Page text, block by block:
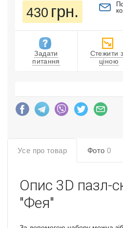
430 грн.
Задати
питання
Стежити
ціною
Усе про товар Фото 0
Опис 3D пазл-
"Фея"